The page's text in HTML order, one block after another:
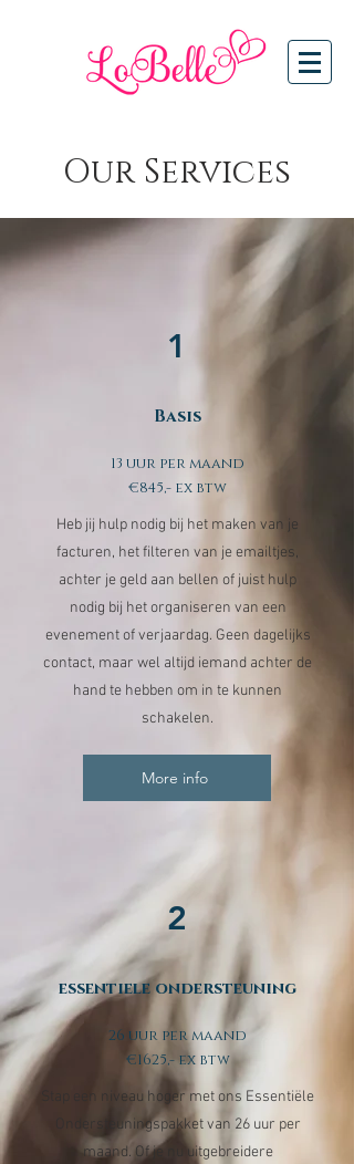
Our Services
1
Basis
13 uur per maand
€845,- ex btw
Heb jij hulp nodig bij het maken van je
facturen, het filteren van je emailtjes,
achter je geld aan bellen of juist hulp
nodig bij het organiseren van een
evenement of verjaardag. Geen dagelijks
contact, maar wel altijd iemand achter de
hand te hebben om in te kunnen
schakelen.
More info
2
essentiele ondersteuning
26 uur per maand
€1625,- ex btw
Stap een niveau hoger met ons Essentiële
Ondersteuningspakket van 26 uur per
maand. Of je nu uitgebreidere